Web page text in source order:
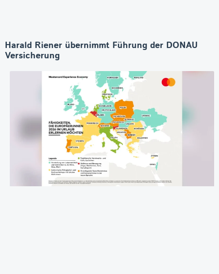
Harald Riener übernimmt Führung der DONAU
Versicherung